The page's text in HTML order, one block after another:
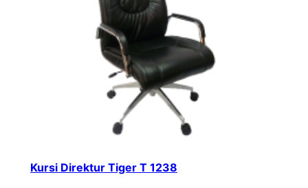
Kursi Direktur Tiger T 1238